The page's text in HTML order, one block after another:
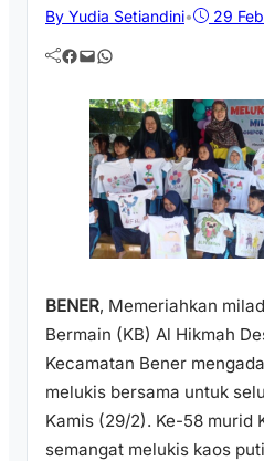
By Yudia Setiandini• 29
Facebook Mail WhatsApp
BENER, Memeriahkan
Bermain (KB) Al Hikmah
Kecamatan Bener
melukis bersama untuk
Kamis (29/2). Ke-58 murid
semangat melukis kaos